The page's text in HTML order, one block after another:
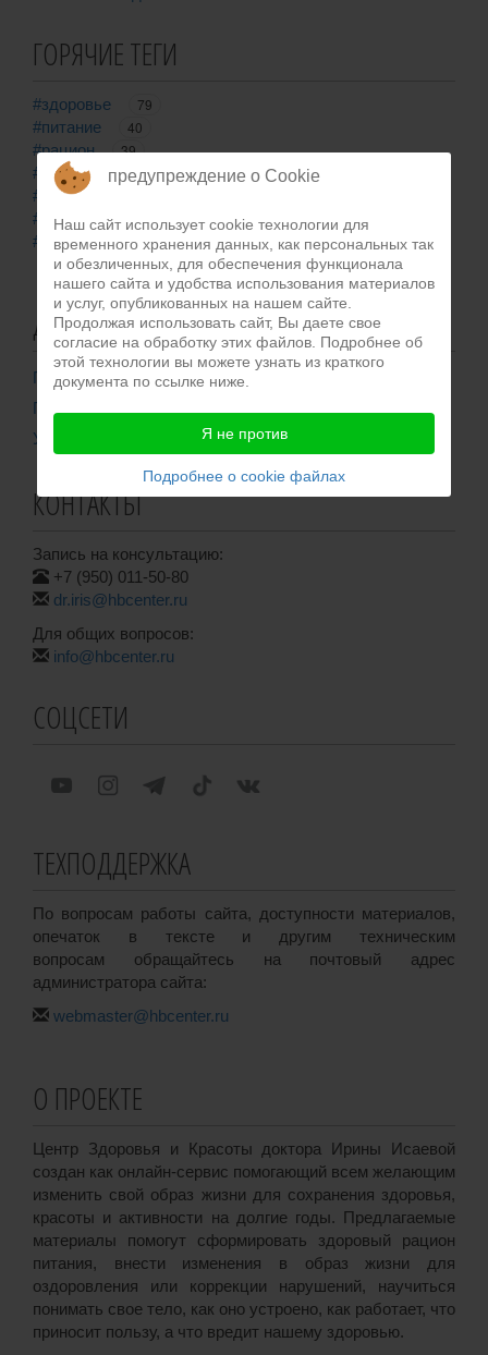
ГОРЯЧИЕ ТЕГИ
#здоровье
79
#питание
40
#рацион
39
#ЖКТ
39
#гастроэнтерология
#профилактика
32
#диета
30
ДОКУМЕНТЫ
Публичная оферта
Политика конфиденциальности
Уведомление о файлах coockie
КОНТАКТЫ
Запись на консультацию:
+7 (950) 011-50-80
dr.iris@hbcenter.ru
Для общих вопросов:
info@hbcenter.ru
СОЦСЕТИ
ТЕХПОДДЕРЖКА
По вопросам работы сайта, доступности материалов,
опечаток в тексте и другим техническим
вопросам обращайтесь на почтовый адрес
администратора сайта:
webmaster@hbcenter.ru
О ПРОЕКТЕ
Центр Здоровья и Красоты доктора Ирины Исаевой
создан как онлайн-сервис помогающий всем желающим
изменить свой образ жизни для сохранения здоровья,
красоты и активности на долгие годы. Предлагаемые
материалы помогут сформировать здоровый рацион
питания, внести изменения в образ жизни для
оздоровления или коррекции нарушений, научиться
понимать свое тело, как оно устроено, как работает, что
приносит пользу, а что вредит нашему здоровью.
предупреждение о Cookie
Наш сайт использует cookie технологии для
временного хранения данных, как персональных так
и обезличенных, для обеспечения функционала
нашего сайта и удобства использования материалов
и услуг, опубликованных на нашем сайте.
Продолжая использовать сайт, Вы даете свое
согласие на обработку этих файлов. Подробнее об
этой технологии вы можете узнать из краткого
документа по ссылке ниже.
Я не против
Подробнее о cookie файлах